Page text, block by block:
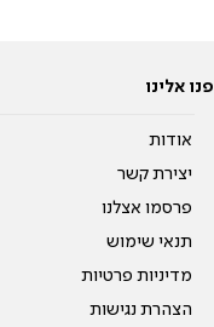
פנו אלינו
אודות
יצירת קשר
פרסמו אצלנו
תנאי שימוש
מדיניות פרטיות
הצהרת נגישות